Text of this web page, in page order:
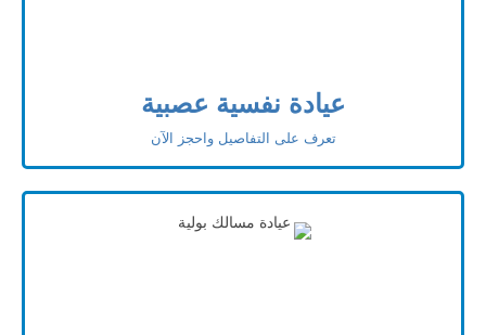
عيادة نفسية عصبية
تعرف على التفاصيل واحجز الآن